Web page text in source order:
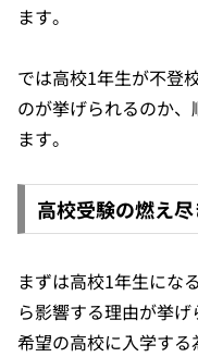
ます。
では高校1年生が不登
のが挙げられるのか
ます。
高校受験の燃え
まずは高校1年生にな
ら影響する理由が挙げ
希望の高校に入学する